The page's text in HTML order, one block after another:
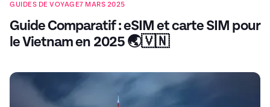
GUIDES DE VOYAGE7 MARS 2025
Guide Comparatif : eSIM et carte SIM pour
le Vietnam en 2025 🌏🇻🇳